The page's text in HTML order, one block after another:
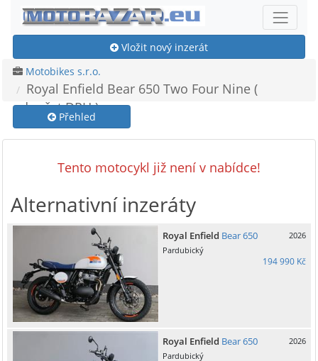
Vložit nový inzerát
Motobikes s.r.o.
Royal Enfield Bear 650 Two Four Nine (
odpočet DPH )
Přehled
Tento motocykl již není v nabídce!
Alternativní inzeráty
Royal Enfield Bear 650
2026
Pardubický
194 990 Kč
Royal Enfield Bear 650
2026
Pardubický